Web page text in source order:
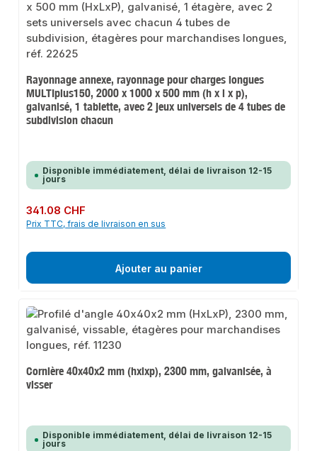
Rayonnage annexe, rayonnage pour charges longues
MULTIplus150, 2000 x 1000 x 500 mm (h x l x p),
galvanisé, 1 tablette, avec 2 jeux universels de 4 tubes de
subdivision chacun
Disponible immédiatement, délai de livraison 12-15
jours
Prix régulier :
341.08 CHF
Prix TTC, frais de livraison en sus
Ajouter au panier
Cornière 40x40x2 mm (hxlxp), 2300 mm, galvanisée, à
visser
Disponible immédiatement, délai de livraison 12-15
jours